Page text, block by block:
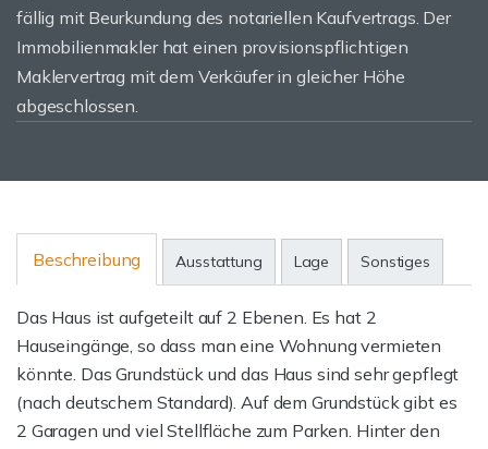
fällig mit Beurkundung des notariellen Kaufvertrags. Der
Immobilienmakler hat einen provisionspflichtigen
Maklervertrag mit dem Verkäufer in gleicher Höhe
abgeschlossen.
Beschreibung Ausstattung Lage Sonstiges
Das Haus ist aufgeteilt auf 2 Ebenen. Es hat 2
Hauseingänge, so dass man eine Wohnung vermieten
könnte. Das Grundstück und das Haus sind sehr gepflegt
(nach deutschem Standard). Auf dem Grundstück gibt es
2 Garagen und viel Stellfläche zum Parken. Hinter den